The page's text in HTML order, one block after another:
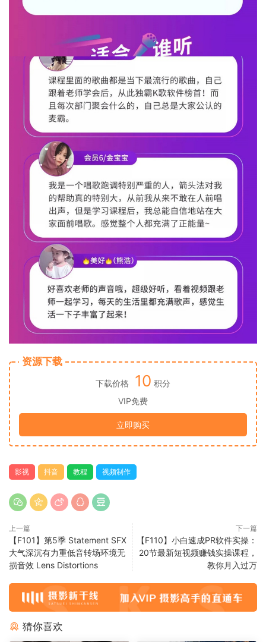
资源下载
下载价格 10 积分
VIP免费
立即购买
影视 抖音 教程 视频制作
上一篇
【F101】第5季 Statement SFX
大气深沉有力重低音转场环境无
损音效 Lens Distortions
下一篇
【F110】小白速成PR软件实操：
20节最新短视频赚钱实操课程，
教你月入过万
猜你喜欢